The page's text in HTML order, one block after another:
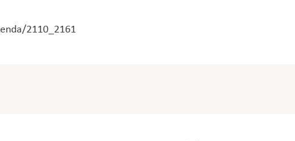
2110_2161